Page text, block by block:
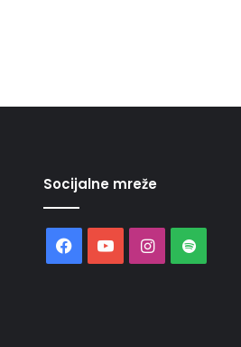
Socijalne mreže
Facebook
YouTubeInstagram
Spotify